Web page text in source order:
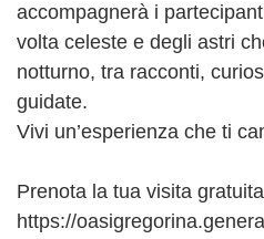
accompagnerà i
volta celeste e degli astri
notturno, tra racconti,
guidate.
Vivi un’esperienza che ti
Prenota la tua visita
https://